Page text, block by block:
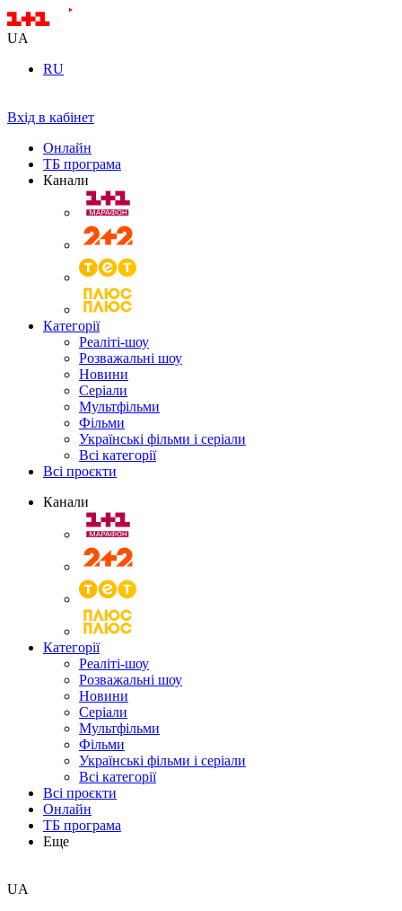
UA
RU
Вхід в кабінет
Онлайн
ТБ програма
Канали
Категорії
Реаліті-шоу
Розважальні шоу
Новини
Серіали
Мультфільми
Фільми
Українські фільми і серіали
Всі категорії
Всі проєкти
Канали
Категорії
Реаліті-шоу
Розважальні шоу
Новини
Серіали
Мультфільми
Фільми
Українські фільми і серіали
Всі категорії
Всі проєкти
Онлайн
ТБ програма
Еще
UA